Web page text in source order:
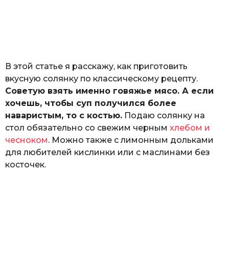
В этой статье я расскажу, как приготовить
вкусную солянку по классическому рецепту.
Советую взять именно говяжье мясо. А если
хочешь, чтобы суп получился более
наваристым, то с костью. Подаю солянку на
стол обязательно со свежим черным хлебом и
чесноком. Можно также с лимонным дольками
для любителей кислинки или с маслинами без
косточек.